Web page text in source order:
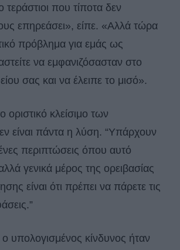
τεράστιοι που τίποτα δεν
επηρεάσει», είπε. «Αλλά τώρα
πρόβλημα για εμάς ως
να εμφανιζόσασταν στο
σας και να έλειπε το μισό».
οριστικό κλείσιμο των
είναι πάντα η λύση. “Υπάρχουν
περιπτώσεις όπου αυτό
αλλά γενικά μέρος της ορειβασίας
είναι ότι πρέπει να πάρετε τις
ο υπολογισμένος κίνδυνος ήταν